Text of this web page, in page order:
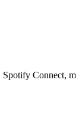
Spotify Connect,